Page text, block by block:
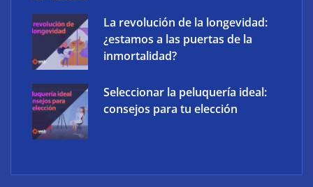
La revolución de la longevidad:
¿estamos a las puertas de la
inmortalidad?
Seleccionar la peluquería ideal:
consejos para tu elección